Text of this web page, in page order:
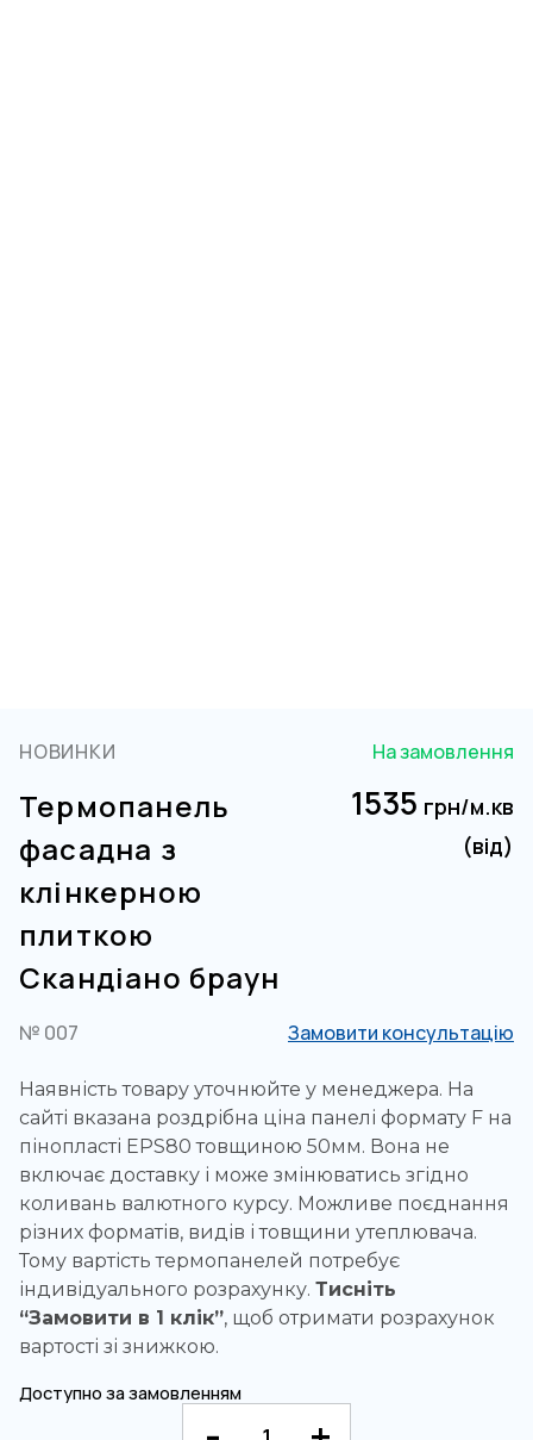
НОВИНКИ На замовлення
Термопанель
фасадна з
клінкерною
плиткою
Скандіано браун
1535 грн/м.кв
(від)
№ 007 Замовити консультацію
Наявність товару уточнюйте у менеджера. На
сайті вказана роздрібна ціна панелі формату F на
пінопласті EPS80 товщиною 50мм. Вона не
включає доставку і може змінюватись згідно
коливань валютного курсу. Можливе поєднання
різних форматів, видів і товщини утеплювача.
Тому вартість термопанелей потребує
індивідуального розрахунку. Тисніть
“Замовити в 1 клік”, щоб отримати розрахунок
вартості зі знижкою.
Доступно за замовленням